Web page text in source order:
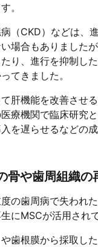
。
（CKD）などは、
場合もありました
り、進行を抑制し
てきました。
肝機能を改善させ
療機関で臨床研究
を遅らせるなどの
骨や歯周組織の
の歯周病で失われ
にMSCが活用され
歯根膜から採取し